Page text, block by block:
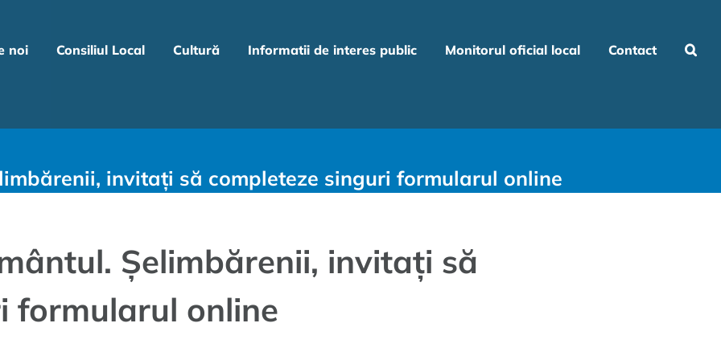
noi Consiliul Local Cultură Informatii de interes public Monitorul oficial local Contact
invitați să completeze singuri formularul online
Șelimbărenii, invitați să
formularul online